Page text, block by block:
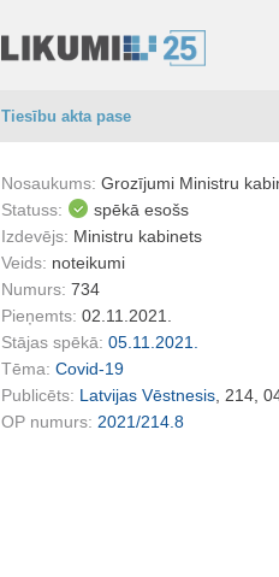
Tiesību akta pase
Nosaukums: Grozījumi Ministru
Statuss:
spēkā esošs
Izdevējs: Ministru kabinets
Veids: noteikumi
Numurs: 734
Pieņemts: 02.11.2021.
Stājas spēkā: 05.11.2021.
Tēma: Covid-19
Publicēts: Latvijas Vēstnesis , 214,
OP numurs: 2021/214.8